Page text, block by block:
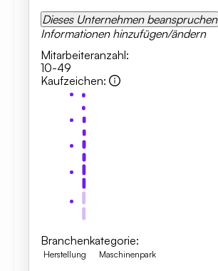
Dieses Unternehmen beanspruchen
Informationen hinzufügen/ändern
Mitarbeiteranzahl:
10-49
Kaufzeichen:
Branchenkategorie:
Herstellung Maschinenpark